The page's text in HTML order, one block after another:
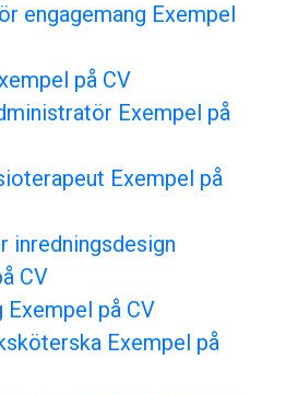
engagemang Exempel
på CV
Exempel på
Exempel på
inredningsdesign
CV
Exempel på CV
Exempel på